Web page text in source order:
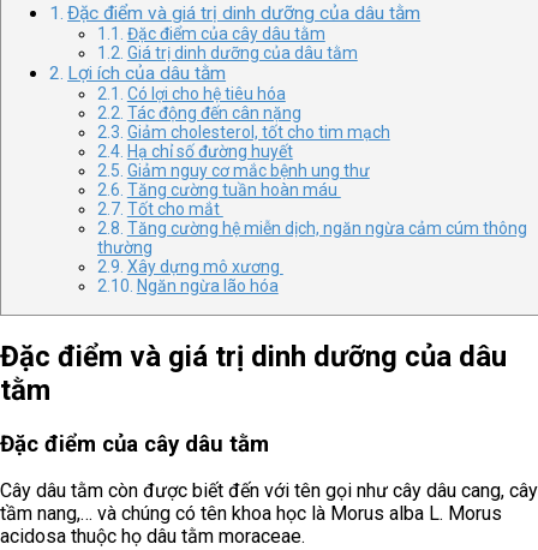
Đặc điểm và giá trị dinh dưỡng của dâu tằm
Đặc điểm của cây dâu tằm
Giá trị dinh dưỡng của dâu tằm
Lợi ích của dâu tằm
Có lợi cho hệ tiêu hóa
Tác động đến cân nặng
Giảm cholesterol, tốt cho tim mạch
Hạ chỉ số đường huyết
Giảm nguy cơ mắc bệnh ung thư
Tăng cường tuần hoàn máu
Tốt cho mắt
Tăng cường hệ miễn dịch, ngăn ngừa cảm cúm thông
thường
Xây dựng mô xương
Ngăn ngừa lão hóa
Đặc điểm và giá trị dinh dưỡng của dâu
tằm
Đặc điểm của cây dâu tằm
Cây dâu tằm còn được biết đến với tên gọi như cây dâu cang, cây
tầm nang,… và chúng có tên khoa học là Morus alba L. Morus
acidosa thuộc họ dâu tằm moraceae.